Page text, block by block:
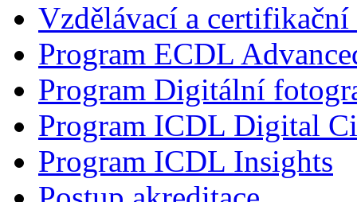
Vzdělávací a certifikační
Program ECDL
Program Digitální
Program ICDL Digital
Program ICDL Insights